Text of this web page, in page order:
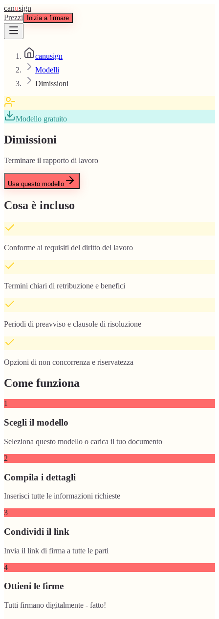
canusign
Prezzi
Inizia a firmare
canusign
Modelli
Dimissioni
Modello gratuito
Dimissioni
Terminare il rapporto di lavoro
Usa questo modello
Cosa è incluso
Conforme ai requisiti del diritto del lavoro
Termini chiari di retribuzione e benefici
Periodi di preavviso e clausole di risoluzione
Opzioni di non concorrenza e riservatezza
Come funziona
1
Scegli il modello
Seleziona questo modello o carica il tuo documento
2
Compila i dettagli
Inserisci tutte le informazioni richieste
3
Condividi il link
Invia il link di firma a tutte le parti
4
Ottieni le firme
Tutti firmano digitalmente - fatto!